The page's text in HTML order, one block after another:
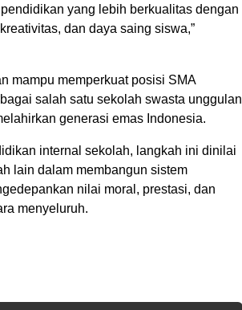
yang lebih berkualitas dengan
dan daya saing siswa,”
mampu memperkuat posisi SMA
salah satu sekolah swasta unggulan
generasi emas Indonesia.
internal sekolah, langkah ini dinilai
lain dalam membangun sistem
nilai moral, prestasi, dan
menyeluruh.